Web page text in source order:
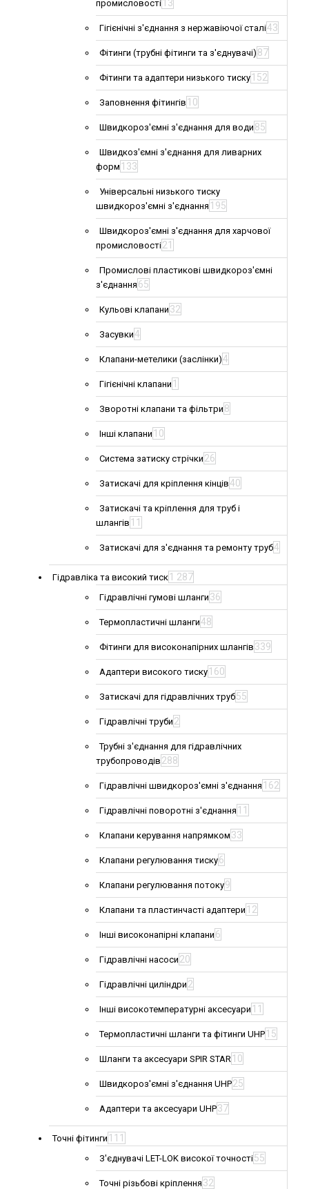
промисловості 13
Гігієнічні з'єднання з нержавіючої сталі43
Фітинги (трубні фітинги та з'єднувачі) 87
Фітинги та адаптери низького тиску 152
Заповнення фітингів 10
Швидкороз'ємні з'єднання для води 85
Швидкоз'ємні з'єднання для ливарних
форм 133
Універсальні низького тиску
швидкороз'ємні з'єднання 195
Швидкороз'ємні з'єднання для харчової
промисловості21
Промислові пластикові швидкороз'ємні
з'єднання 65
Кульові клапани 32
Засувки4
Клапани-метелики (заслінки)4
Гігієнічні клапани 1
Зворотні клапани та фільтри 8
Інші клапани 10
Система затиску стрічки 26
Затискачі для кріплення кінців40
Затискачі та кріплення для труб і
шлангів 11
Затискачі для з'єднання та ремонту труб4
Гідравліка та високий тиск 1 287
Гідравлічні гумові шланги 36
Термопластичні шланги48
Фітинги для високонапірних шлангів 339
Адаптери високого тиску 160
Затискачі для гідравлічних труб55
Гідравлічні труби 2
Трубні з'єднання для гідравлічних
трубопроводів 288
Гідравлічні швидкороз'ємні з'єднання 162
Гідравлічні поворотні з'єднання 11
Клапани керування напрямком 33
Клапани регулювання тиску6
Клапани регулювання потоку9
Клапани та пластинчасті адаптери 12
Інші високонапірні клапани 6
Гідравлічні насоси 20
Гідравлічні циліндри 2
Інші високотемпературні аксесуари 11
Термопластичні шланги та фітинги UHP 15
Шланги та аксесуари SPIR STAR 10
Швидкороз'ємні з'єднання UHP25
Адаптери та аксесуари UHP37
Точні фітинги 111
З'єднувачі LET-LOK високої точності55
Точні різьбові кріплення 32